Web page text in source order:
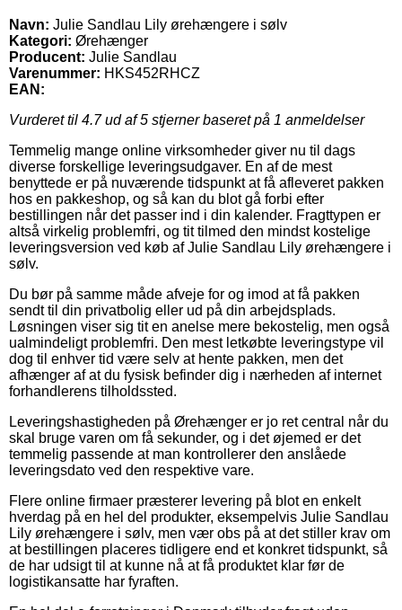
Navn: Julie Sandlau Lily ørehængere i sølv
Kategori: Ørehænger
Producent: Julie Sandlau
Varenummer: HKS452RHCZ
EAN:
Vurderet til 4.7ud af 5 stjerner baseret på 1 anmeldelser
Temmelig mange online virksomheder giver nu til dags
diverse forskellige leveringsudgaver. En af de mest
benyttede er på nuværende tidspunkt at få afleveret pakken
hos en pakkeshop, og så kan du blot gå forbi efter
bestillingen når det passer ind i din kalender. Fragttypen er
altså virkelig problemfri, og tit tilmed den mindst kostelige
leveringsversion ved køb af Julie Sandlau Lily ørehængere i
sølv.
Du bør på samme måde afveje for og imod at få pakken
sendt til din privatbolig eller ud på din arbejdsplads.
Løsningen viser sig tit en anelse mere bekostelig, men også
ualmindeligt problemfri. Den mest letkøbte leveringstype vil
dog til enhver tid være selv at hente pakken, men det
afhænger af at du fysisk befinder dig i nærheden af internet
forhandlerens tilholdssted.
Leveringshastigheden på Ørehænger er jo ret central når du
skal bruge varen om få sekunder, og i det øjemed er det
temmelig passende at man kontrollerer den anslåede
leveringsdato ved den respektive vare.
Flere online firmaer præsterer levering på blot en enkelt
hverdag på en hel del produkter, eksempelvis Julie Sandlau
Lily ørehængere i sølv, men vær obs på at det stiller krav om
at bestillingen placeres tidligere end et konkret tidspunkt, så
de har udsigt til at kunne nå at få produktet klar før de
logistikansatte har fyraften.